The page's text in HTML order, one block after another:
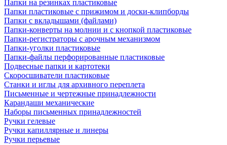
Папки на резинках пластиковые
Папки пластиковые с прижимом и доски-клипборды
Папки с вкладышами (файлами)
Папки-конверты на молнии и с кнопкой пластиковые
Папки-регистраторы с арочным механизмом
Папки-уголки пластиковые
Папки-файлы перфорированные пластиковые
Подвесные папки и картотеки
Скоросшиватели пластиковые
Станки и иглы для архивного переплета
Письменные и чертежные принадлежности
Карандаши механические
Наборы письменных принадлежностей
Ручки гелевые
Ручки капиллярные и линеры
Ручки перьевые